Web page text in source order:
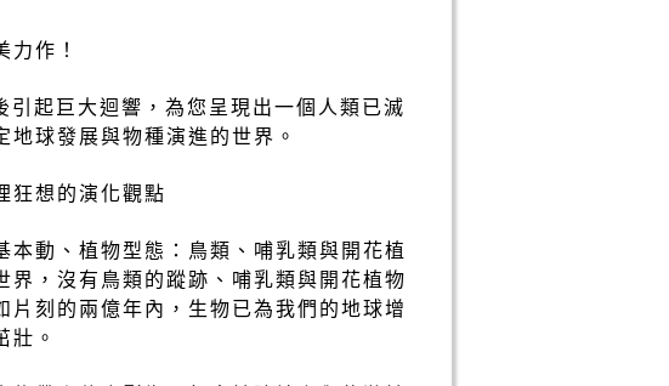
作！
起巨大迴響，為您呈現出一個人類已滅
球發展與物種演進的世界。
狂想的演化觀點
動、植物型態：鳥類、哺乳類與開花植
，沒有鳥類的蹤跡、哺乳類與開花植物
刻的兩億年內，生物已為我們的地球增
壯。